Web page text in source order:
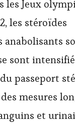
les Jeux
les stéroïdes
anabolisants
sont
passeport
des mesures
et